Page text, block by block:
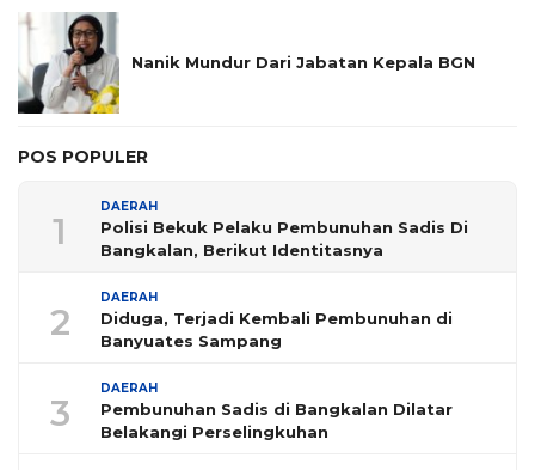
Nanik Mundur Dari Jabatan Kepala BGN
POS POPULER
1
DAERAH
Polisi Bekuk Pelaku Pembunuhan Sadis Di
Bangkalan, Berikut Identitasnya
2
DAERAH
Diduga, Terjadi Kembali Pembunuhan di
Banyuates Sampang
3
DAERAH
Pembunuhan Sadis di Bangkalan Dilatar
Belakangi Perselingkuhan